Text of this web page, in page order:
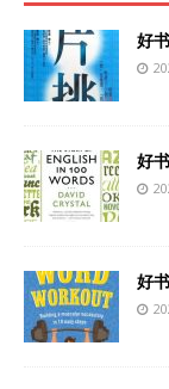
好
好
好